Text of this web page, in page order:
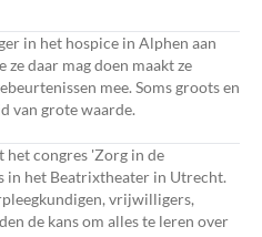
in het hospice in Alphen aan
daar mag doen maakt ze
mee. Soms groots en
van grote waarde.
het congres 'Zorg in de
in het Beatrixtheater in Utrecht.
vrijwilligers,
de kans om alles te leren over